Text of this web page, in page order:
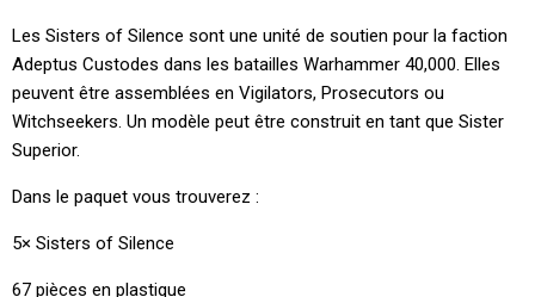
Les Sisters of Silence sont une unité de soutien pour la faction
Adeptus Custodes dans les batailles Warhammer 40,000. Elles
peuvent être assemblées en Vigilators, Prosecutors ou
Witchseekers. Un modèle peut être construit en tant que Sister
Superior.
Dans le paquet vous trouverez :
5× Sisters of Silence
67 pièces en plastique